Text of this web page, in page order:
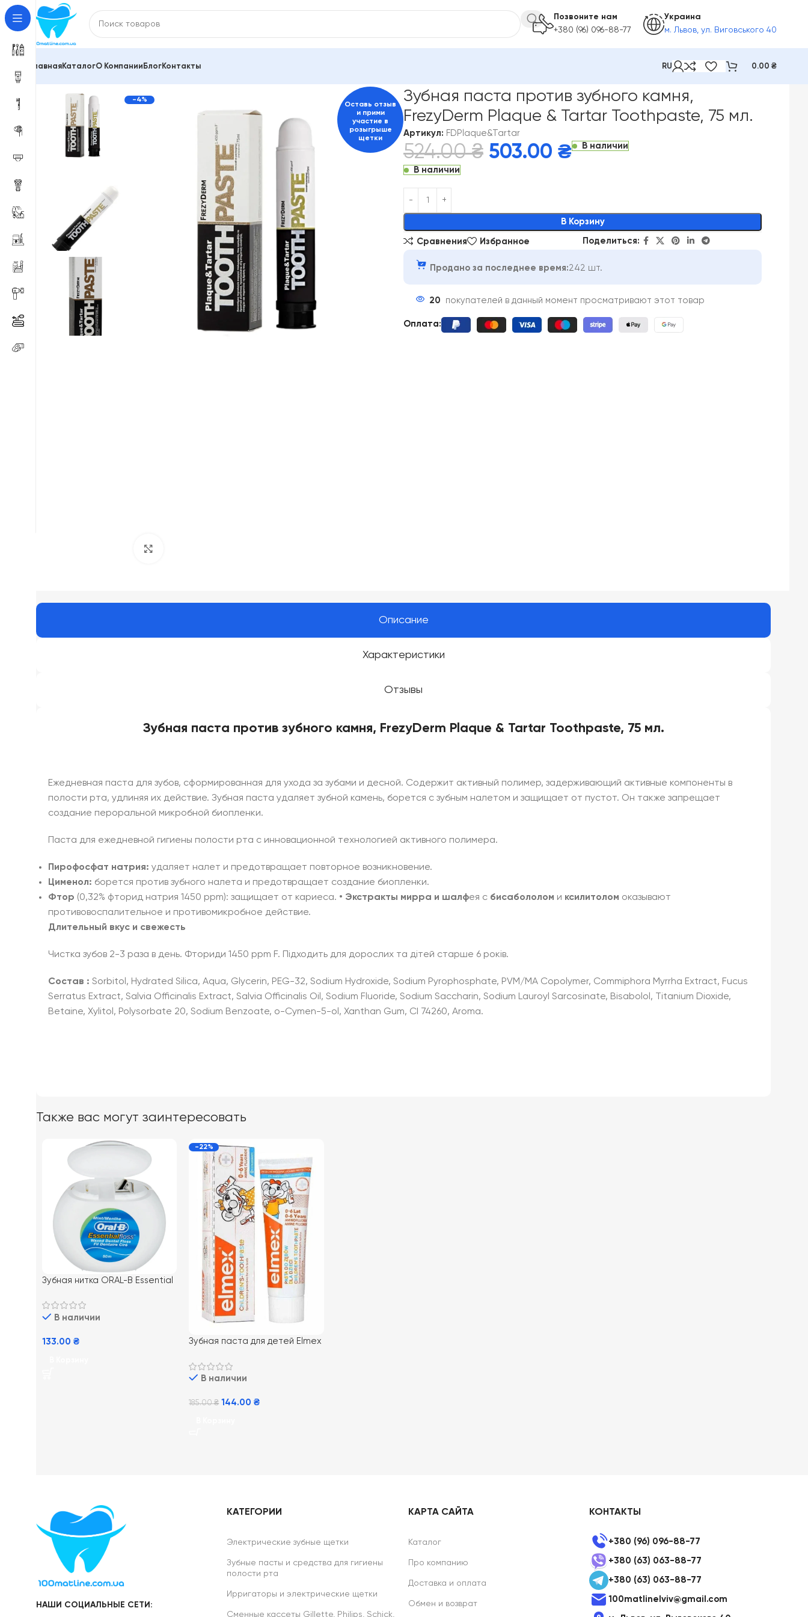
Позвоните нам
+380 (96) 096-88-77
Украина
м. Львов, ул. Виговського 40
ГлавнаяКаталогО Компании БлогКонтакты RU 0.00 ₴
-4%
Оставь отзыв
и прими
участие в
розыгрыше
щетки
Зубная паста против зубного камня,
FrezyDerm Plaque & Tartar Toothpaste, 75 мл.
Артикул: FDPlaque&Tartar
524.00₴ 503.00 ₴ В наличии
В наличии
В Корзину
Alternative:
Сравнения Избранное Поделиться:
Продано за последнее время:242 шт.
20 покупателей в данный момент просматривают этот товар
Оплата:
Описание
Характеристики
Отзывы
Зубная паста против зубного камня, FrezyDerm Plaque & Tartar Toothpaste, 75 мл.
Ежедневная паста для зубов, сформированная для ухода за зубами и десной. Содержит активный полимер, задерживающий активные компоненты в
полости рта, удлиняя их действие. Зубная паста удаляет зубной камень, борется с зубным налетом и защищает от пустот. Он также запрещает
создание пероральной микробной биопленки.
Паста для ежедневной гигиены полости рта с инновационной технологией активного полимера.
Пирофосфат натрия: удаляет налет и предотвращает повторное возникновение.
Цименол: борется против зубного налета и предотвращает создание биопленки.
Фтор (0,32% фторид натрия 1450 ppm): защищает от кариеса. • Экстракты мирра и шалфея с бисабололом и ксилитолом оказывают
противовоспалительное и противомикробное действие.
Длительный вкус и свежесть
Чистка зубов 2-3 раза в день. Фториди 1450 ppm F. Підходить для дорослих та дітей старше 6 років.
Состав : Sorbitol, Hydrated Silica, Aqua, Glycerin, PEG-32, Sodium Hydroxide, Sodium Pyrophosphate, PVM/MA Copolymer, Commiphora Myrrha Extract, Fucus
Serratus Extract, Salvia Officinalis Extract, Salvia Officinalis Oil, Sodium Fluoride, Sodium Saccharin, Sodium Lauroyl Sarcosinate, Bisabolol, Titanium Dioxide,
Betaine, Xylitol, Polysorbate 20, Sodium Benzoate, o-Cymen-5-ol, Xanthan Gum, CI 74260, Aroma.
Также вас могут заинтересовать
Зубная нитка ORAL-B Essential
В наличии
133.00 ₴
-22%
Зубная паста для детей Elmex
В наличии
185.00₴ 144.00₴
НАШИ СОЦИАЛЬНЫЕ СЕТИ:
КАТЕГОРИИ
Электрические зубные щетки
Зубные пасты и средства для гигиены
полости рта
Ирригаторы и электрические щетки
Сменные кассеты Gillette, Philips, Schick,
КАРТА САЙТА
Каталог
Про компанию
Доставка и оплата
Обмен и возврат
КОНТАКТЫ
+380 (96) 096-88-77
+380 (63) 063-88-77
+380 (63) 063-88-77
100matlinelviv@gmail.com